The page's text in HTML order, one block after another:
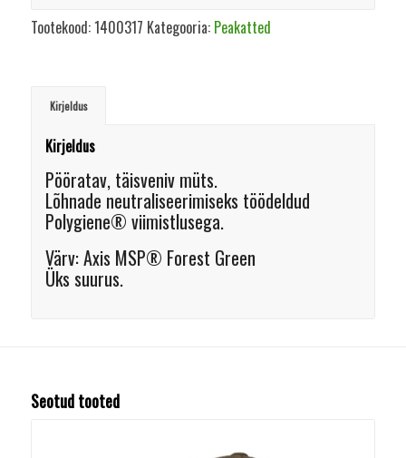
Tootekood:1400317 Kategooria: Peakatted
Kirjeldus
Kirjeldus
Pööratav, täisveniv müts.
Lõhnade neutraliseerimiseks töödeldud
Polygiene® viimistlusega.
Värv: Axis MSP® Forest Green
Üks suurus.
Seotud tooted